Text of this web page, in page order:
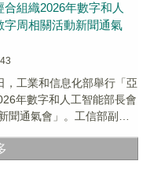
組織2026年數字和人
字周相關活動新聞通氣
，工業和信息化部舉行「亞
年數字和人工智能部長會
聞通氣會」。工信部副部